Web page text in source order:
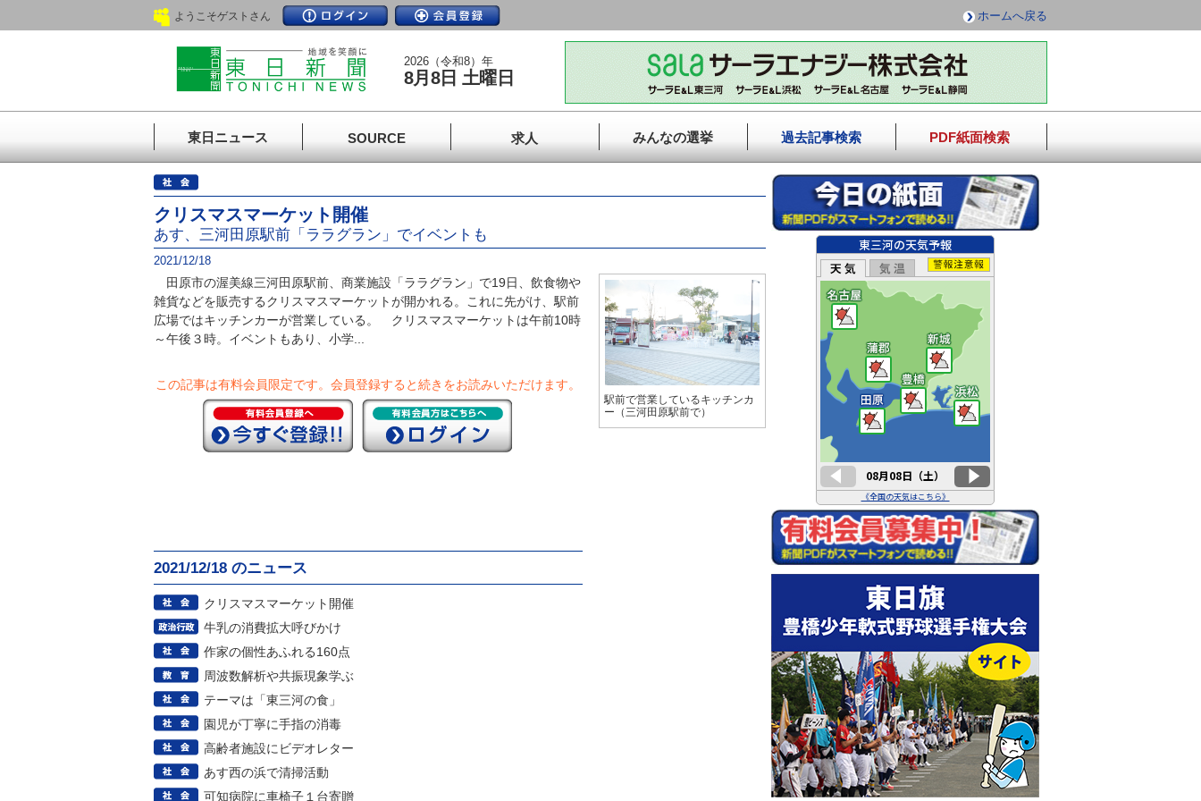
ようこそゲストさん ホームへ戻る
2026（令和8）年
8月8日 土曜日
東日ニュース SOURCE 求人 みんなの選挙 過去記事検索 PDF紙面検索
クリスマスマーケット開催
あす、三河田原駅前「ララグラン」でイベントも
2021/12/18
田原市の渥美線三河田原駅前、商業施設「ララグラン」で19日、飲食物や
雑貨などを販売するクリスマスマーケットが開かれる。これに先がけ、駅前
広場ではキッチンカーが営業している。 クリスマスマーケットは午前10時
～午後３時。イベントもあり、小学...
この記事は有料会員限定です。 会員登録すると続きをお読みいただけます。
2021/12/18 のニュース
クリスマスマーケット開催
牛乳の消費拡大呼びかけ
作家の個性あふれる160点
周波数解析や共振現象学ぶ
テーマは「東三河の食」
園児が丁寧に手指の消毒
高齢者施設にビデオレター
あす西の浜で清掃活動
可知病院に車椅子１台寄贈
駅前で営業しているキッチンカ
ー（三河田原駅前で）